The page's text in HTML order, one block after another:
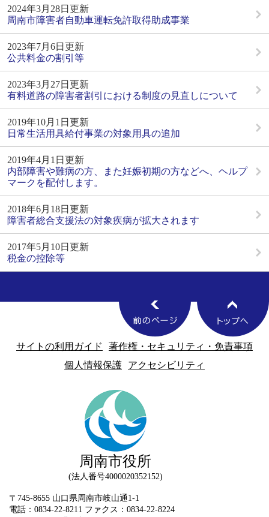
2024年3月28日更新
周南市障害者自動車運転免許取得助成事業
2023年7月6日更新
公共料金の割引等
2023年3月27日更新
有料道路の障害者割引における制度の見直しについて
2019年10月1日更新
日常生活用具給付事業の対象用具の追加
2019年4月1日更新
内部障害や難病の方、また妊娠初期の方などへ、ヘルプ
マークを配付します。
2018年6月18日更新
障害者総合支援法の対象疾病が拡大されます
2017年5月10日更新
税金の控除等
サイトの利用ガイド
著作権・セキュリティ・免責事項
個人情報保護
アクセシビリティ
周南市役所
法人番号4000020352152
〒745-8655 山口県周南市岐山通1-1
電話：0834-22-8211 ファクス：0834-22-8224